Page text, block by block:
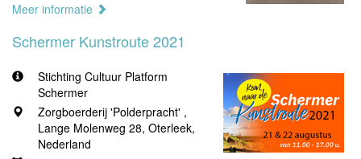
Meer informatie
Schermer Kunstroute 2021
Stichting Cultuur Platform
Schermer
Zorgboerderij 'Polderpracht' ,
Lange Molenweg 28, Oterleek,
Nederland